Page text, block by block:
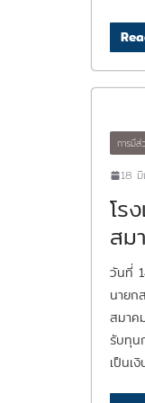
การมีส่
18
โร
สม
วันที่
นายก
สมาค
รับทุน
เป็นเ